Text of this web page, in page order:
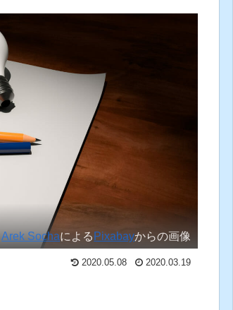
Arek SochaによるPixabayからの画像
2020.05.08 2020.03.19